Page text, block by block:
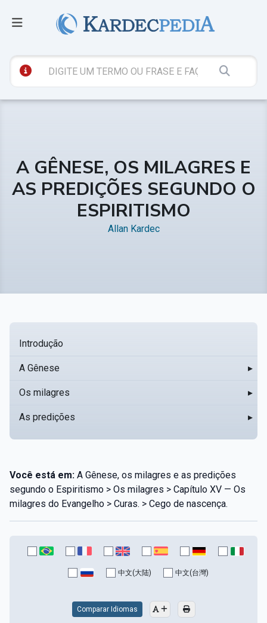
A GÊNESE, OS MILAGRES E
AS PREDIÇÕES SEGUNDO O
ESPIRITISMO
Allan Kardec
Introdução
A Gênese ▸
Os milagres ▸
As predições ▸
Você está em: A Gênese, os milagres e as predições
segundo o Espiritismo > Os milagres > Capítulo XV — Os
milagres do Evangelho > Curas. > Cego de nascença.
中文(大陆) 中文(台灣)
Comparar Idiomas